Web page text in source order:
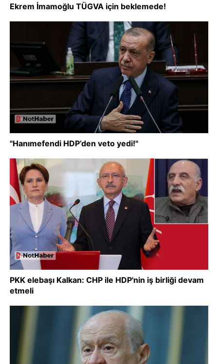
Ekrem İmamoğlu TÜGVA için beklemede!
"Hanımefendi HDP’den veto yedi!"
PKK elebaşı Kalkan: CHP ile HDP'nin iş birliği devam
etmeli